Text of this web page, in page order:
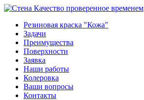
Качество проверенное временем
Резиновая краска "Кожа"
Задачи
Преимущества
Поверхности
Заявка
Наши работы
Колеровка
Ваши вопросы
Контакты